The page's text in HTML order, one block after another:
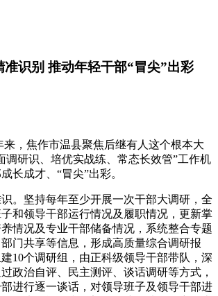
准识别 推动年轻干部“冒尖”出彩
来，焦作市温县聚焦后继有人这个根本大
调研识、培优实战练、常态长效管”工作机
长成才、“冒尖”出彩。
。坚持每年至少开展一次干部大调研，全
和领导干部运行情况及履职情况，更新掌
情况及专业干部储备情况，系统整合专题
门共享等信息，形成高质量综合调研报
10个调研组，由正科级领导干部带队，深
政治自评、民主测评、谈话调研等方式，
进行逐一谈话，对领导班子及领导干部进